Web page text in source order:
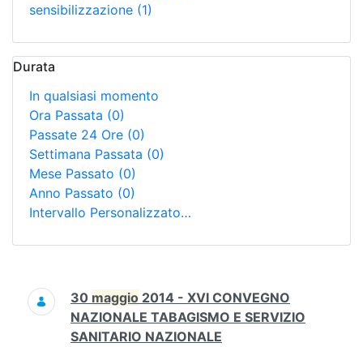
sensibilizzazione (1)
Durata
In qualsiasi momento
Ora Passata (0)
Passate 24 Ore (0)
Settimana Passata (0)
Mese Passato (0)
Anno Passato (0)
Intervallo Personalizzato…
Ricerca
30 maggio 2014 - XVI CONVEGNO
NAZIONALE TABAGISMO E SERVIZIO
SANITARIO NAZIONALE